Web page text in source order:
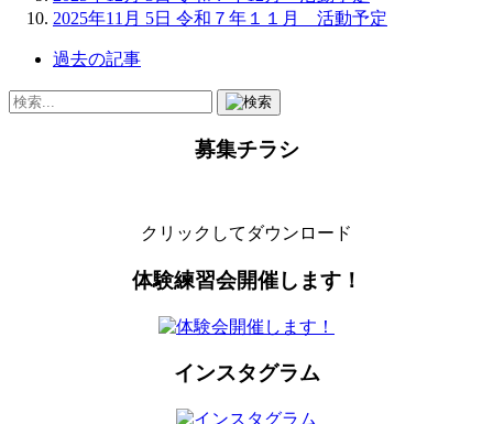
2025年11月 5日 令和７年１１月 活動予定
過去の記事
募集チラシ
クリックしてダウンロード
体験練習会開催します！
インスタグラム